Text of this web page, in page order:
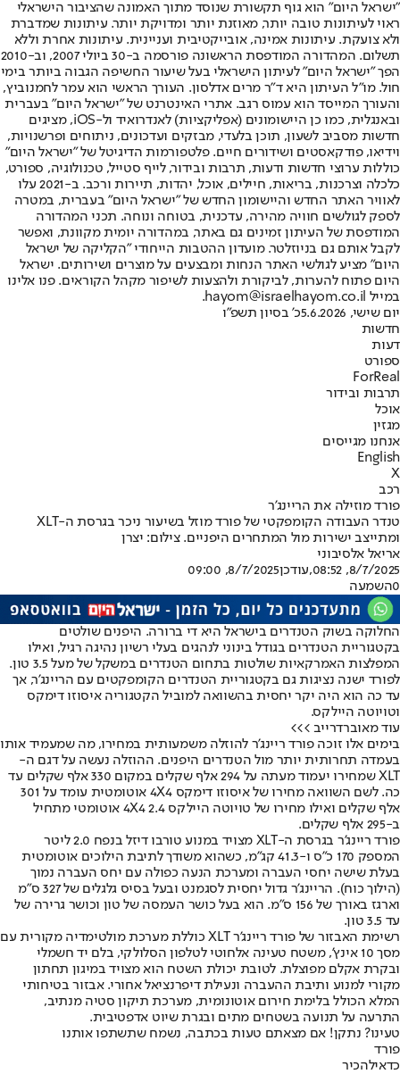
"ישראל היום" הוא גוף תקשורת שנוסד מתוך האמונה שהציבור הישראלי
ראוי לעיתונות טובה יותר, מאוזנת יותר ומדויקת יותר. עיתונות שמדברת
ולא צועקת. עיתונות אמינה, אובייקטיבית ועניינית. עיתונות אחרת וללא
תשלום. המהדורה המודפסת הראשונה פורסמה ב-30 ביולי 2007, וב-2010
הפך "ישראל היום" לעיתון הישראלי בעל שיעור החשיפה הגבוה ביותר בימי
חול. מו"ל העיתון היא ד"ר מרים אדלסון. העורך הראשי הוא עמר לחמנוביץ,
והעורך המייסד הוא עמוס רגב. אתרי האינטרנט של "ישראל היום" בעברית
ובאנגלית, כמו כן היישומונים (אפליקציות) לאנדרואיד ול-iOS, מציגים
חדשות מסביב לשעון, תוכן בלעדי, מבזקים ועדכונים, ניתוחים ופרשנויות,
וידיאו, פודקאסטים ושידורים חיים. פלטפורמות הדיגיטל של "ישראל היום"
כוללות ערוצי חדשות ודעות, תרבות ובידור, לייף סטייל, טכנולוגיה, ספורט,
כלכלה וצרכנות, בריאות, חיילים, אוכל, יהדות, תיירות ורכב. ב-2021 עלו
לאוויר האתר החדש והיישומון החדש של "ישראל היום" בעברית, במטרה
לספק לגולשים חוויה מהירה, עדכנית, בטוחה ונוחה. תכני המהדורה
המודפסת של העיתון זמינים גם באתר, במהדורה יומית מקוונת, ואפשר
לקבל אותם גם בניוזלטר. מועדון ההטבות הייחודי "הקליקה של ישראל
היום" מציע לגולשי האתר הנחות ומבצעים על מוצרים ושירותים. ישראל
היום פתוח להערות, לביקורת ולהצעות לשיפור מקהל הקוראים. פנו אלינו
במייל hayom@israelhayom.co.il.
יום שישי, 5.6.2026
כ' בסיון תשפ"ו
חדשות
דעות
ספורט
ForReal
תרבות ובידור
אוכל
מגזין
אנחנו מגייסים
English
X
רכב
פורד מוזילה את הריינג’ר
טנדר העבודה הקומפקטי של פורד מוזל בשיעור ניכר בגרסת ה-XLT
ומתייצב ישירות מול המתחרים היפניים. צילום: יצרן
אריאל אלסיבוני
8/7/2025, 08:52
,עודכן8/7/2025, 09:00
0השמעה
החלוקה בשוק הטנדרים בישראל היא די ברורה. היפנים שולטים
בקטגוריית הטנדרים בגודל בינוני לנהגים בעלי רשיון נהיגה רגיל, ואילו
המפלצות האמרקאיות שולטות בתחום הטנדרים במשקל של מעל 3.5 טון.
לפורד ישנה נציגות גם בקטגוריית הטנדרים הקומפקטים עם הריינג’ר, אך
עד כה הוא היה יקר יחסית בהשוואה למוביל הקטגוריה איסוזו דימקס
וטויוטה היילקס.
עוד מאוברדרייב >>>
בימים אלו זוכה פורד ריינג’ר להוזלה משמעותית במחירו, מה שמעמיד אותו
בעמדה תחרותית יותר מול הטנדרים היפנים. ההוזלה נעשה על דגם ה-
XLT שמחירו יעמוד מעתה על 294 אלף שקלים במקום 330 אלף שקלים עד
כה. לשם השוואה מחירו של איסוזו דימקס 4X4 אוטומטית עומד על 301
אלף שקלים ואילו מחירו של טויוטה היילקס 2.4 4X4 אוטומטי מתחיל
ב-295 אלף שקלים.
פורד ריינג’ר בגרסת ה-XLT מצויד במנוע טורבו דיזל בנפח 2.0 ליטר
המספק 170 כ”ס ו-41.3 קג”מ, כשהוא משודך לתיבת הילוכים אוטומטית
בעלת שישה יחסי העברה ומערכת הנעה כפולה עם יחס העברה נמוך
(הילוך כוח). הריינג’ר גדול יחסית לסגמנט ובעל בסיס גלגלים של 327 ס”מ
וארגז באורך של 156 ס”מ. הוא בעל כושר העמסה של טון וכושר גרירה של
עד 3.5 טון.
רשימת האבזור של פורד ריינג’ר XLT כוללת מערכת מולטימדיה מקורית עם
מסך 10 אינץ’, משטח טעינה אלחוטי לטלפון הסלולקי, בלם יד חשמלי
ובקרת אקלם מפוצלת. לטובת יכולת השטח הוא מצויד במיגון תחתון
מקורי למנוע ותיבת ההעברה ונעילת דיפרנציאל אחורי. אבזור בטיחותי
המלא הכולל בלימת חירום אוטונומית, מערכת תיקון סטיה מנתיב,
התרעה על תנועה בשטחים מתים ובגרת שיוט אדפטיבית.
טעינו? נתקן! אם מצאתם טעות בכתבה, נשמח שתשתפו אותנו
פורד
כדאילהכיר